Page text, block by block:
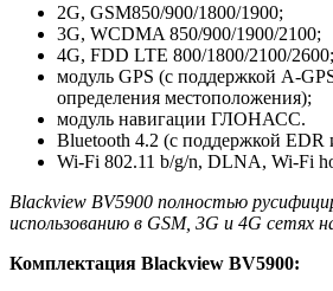
2G, GSM850/900/1800/1900;
3G, WCDMA 850/900/1900/2100;
4G, FDD LTE 800/1800/2100/2600;
модуль GPS (с поддержкой A-
определения местоположения);
модуль навигации ГЛОНАСС.
Bluetooth 4.2 (с поддержкой EDR
Wi-Fi 802.11 b/g/n, DLNA, Wi-Fi
Blackview BV5900 полностью
использованию в GSM, 3G и 4G сетях
Комплектация Blackview BV5900: